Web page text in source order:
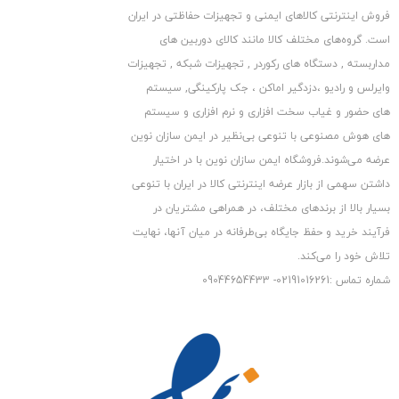
فروش اینترنتی کالاهای ایمنی و تجهیزات حفاظتی در ایران
است. گروه‏‏‌های مختلف کالا مانند کالای دوربین های
مداربسته , دستگاه های رکوردر , تجهیزات شبکه , تجهیزات
وایرلس و رادیو ،دزدگیر اماکن ، جک پارکینگی, سیستم
های حضور و غیاب سخت افزاری و نرم افزاری و سیستم
های هوش مصنوعی با تنوعی بی‌نظیر در ایمن سازان نوین
عرضه می‏‏‏‌شوند.فروشگاه ایمن سازان نوین با در اختیار
داشتن سهمی از بازار عرضه اینترنتی کالا در ایران با تنوعی
بسیار بالا از برندهای مختلف، در همراهی مشتریان در
فرآیند خرید و حفظ جایگاه بی‏‏‏‌طرفانه در میان آنها، نهایت
تلاش خود را می‌‏‏کند.
شماره تماس :02191016261- 09044654433